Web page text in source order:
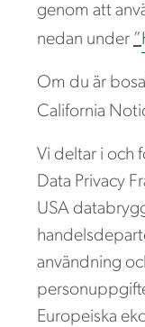
genom att
nedan under ”
Om du är
California
Vi deltar i och
Data Privacy
USA
användning
Europeiska